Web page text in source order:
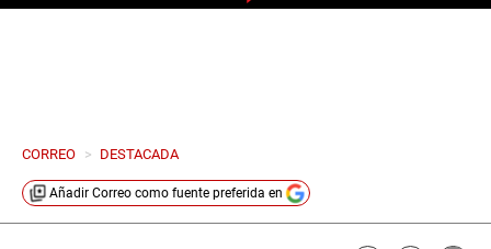
CORREO > DESTACADA
Añadir Correo como fuente preferida en